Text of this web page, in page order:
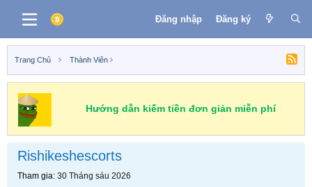
Đăng nhập Đăng ký
Trang Chủ Thành Viên
Hướng dẫn kiếm tiền đơn giản miễn phí
Rishikeshescorts
Tham gia 30 Tháng sáu 2026